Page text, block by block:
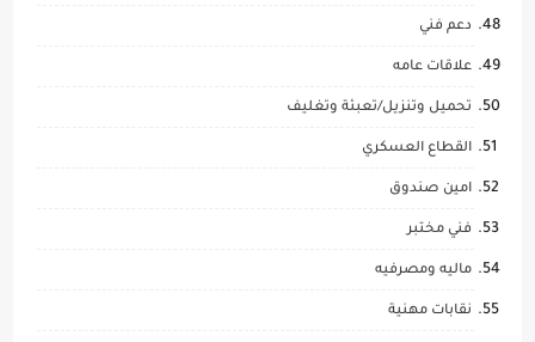
دعم فني
علاقات عامه
تحميل وتنزيل/تعبئة وتغليف
القطاع العسكري
امين صندوق
فني مختبر
ماليه ومصرفيه
نقابات مهنية